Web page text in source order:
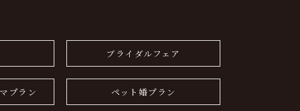
ブライダルフェア
プラン ペット婚プラン